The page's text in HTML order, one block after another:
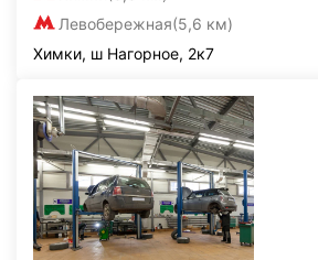
Левобережная(5,6 км)
Химки, ш Нагорное, 2к7